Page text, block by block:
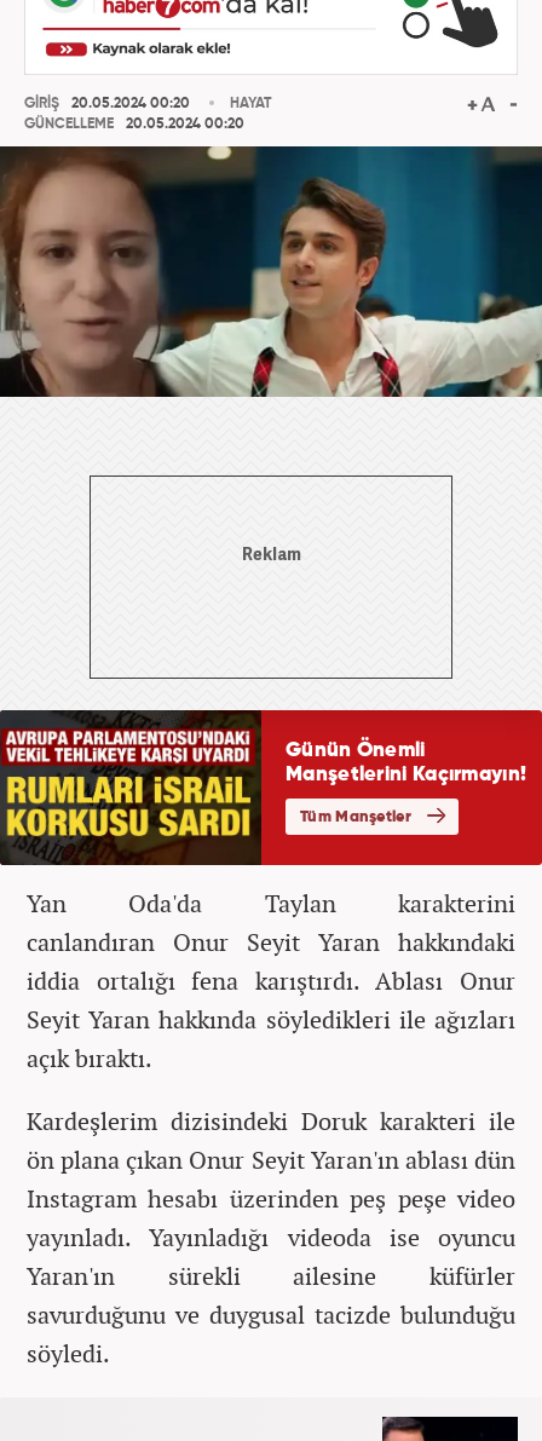
GİRİŞ
20.05.2024 00:20
GÜNCELLEME
20.05.2024 00:20
HAYAT
Yan Oda'da Taylan karakterini
canlandıran Onur Seyit Yaran hakkındaki
iddia ortalığı fena karıştırdı. Ablası Onur
Seyit Yaran hakkında söyledikleri ile ağızları
açık bıraktı.
Kardeşlerim dizisindeki Doruk karakteri ile
ön plana çıkan Onur Seyit Yaran'ın ablası dün
Instagram hesabı üzerinden peş peşe video
yayınladı. Yayınladığı videoda ise oyuncu
Yaran'ın sürekli ailesine küfürler
savurduğunu ve duygusal tacizde bulunduğu
söyledi.